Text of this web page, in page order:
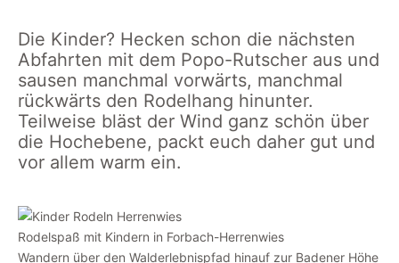
Die Kinder? Hecken schon die nächsten
Abfahrten mit dem Popo-Rutscher aus und
sausen manchmal vorwärts, manchmal
rückwärts den Rodelhang hinunter.
Teilweise bläst der Wind ganz schön über
die Hochebene, packt euch daher gut und
vor allem warm ein.
Rodelspaß mit Kindern in Forbach-Herrenwies
Wandern über den Walderlebnispfad hinauf zur Badener Höhe